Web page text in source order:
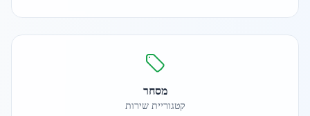
מסחר
קטגוריית שירות